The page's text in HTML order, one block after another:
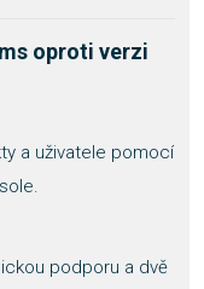
oproti verzi
a uživatele pomocí
podporu a dvě